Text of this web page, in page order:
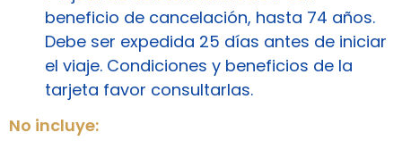
beneficio de cancelación, hasta 74 años.
Debe ser expedida 25 días antes de iniciar
el viaje. Condiciones y beneficios de la
tarjeta favor consultarlas.
No incluye: